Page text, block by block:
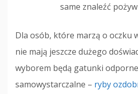
same znaleźć
Dla osób, które marzą o oczku
nie mają jeszcze dużego
wyborem będą gatunki
samowystarczalne – ryby